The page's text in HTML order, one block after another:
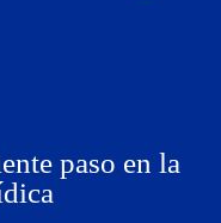
paso en la